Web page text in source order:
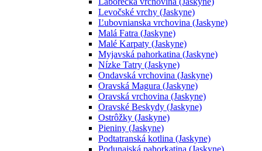
Levočské vrchy (Jaskyne)
Ľubovnianska vrchovina (Jaskyne)
Malá Fatra (Jaskyne)
Malé Karpaty (Jaskyne)
Myjavská pahorkatina (Jaskyne)
Nízke Tatry (Jaskyne)
Ondavská vrchovina (Jaskyne)
Oravská Magura (Jaskyne)
Oravská vrchovina (Jaskyne)
Oravské Beskydy (Jaskyne)
Ostrôžky (Jaskyne)
Pieniny (Jaskyne)
Podtatranská kotlina (Jaskyne)
Podunajská pahorkatina (Jaskyne)